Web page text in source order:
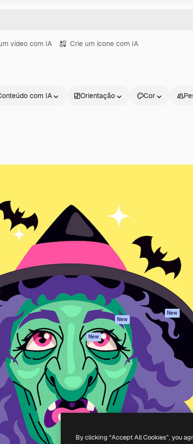
vídeo com IA Crie um ícone com IA
com IA Orientação Cor
você direcionar
de 1 milhão de
empresas,
Produtos
Spaces
Assistente de IA
imagens
Gerador de vídeos
Texto para voz
Conteúdo de stock
MCP para
Claude/ChatGPT
New
Agentes New
API
App móvel
Todas as
ferramentas
Documentação
Atendimento
Termos e
condições
Política de
privacidade
Originais New
Política de
Central de
confiabilidade
Afiliados
Empresas
Company S.L.U. Todos os direitos reservados.
By clicking “Accept All Cookies”, you